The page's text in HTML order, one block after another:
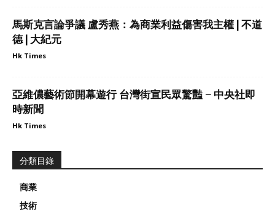
馬斯克言論爭議 盧秀燕：為商業利益傷害我主權 | 不道
德 | 大紀元
Hk Times
亞維儂藝術節開幕遊行 台灣街宣民眾驚豔 – 中央社即
時新聞
Hk Times
分類目錄
商業
技術